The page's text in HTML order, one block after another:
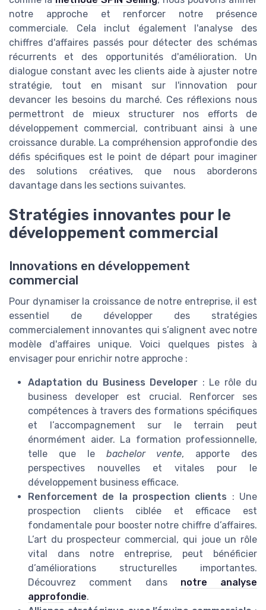
notre approche et renforcer notre présence
commerciale. Cela inclut également l'analyse des
chiffres d'affaires passés pour détecter des schémas
récurrents et des opportunités d'amélioration. Un
dialogue constant avec les clients aide à ajuster notre
stratégie, tout en misant sur l'innovation pour
devancer les besoins du marché. Ces réflexions nous
permettront de mieux structurer nos efforts de
développement commercial, contribuant ainsi à une
croissance durable. La compréhension approfondie des
défis spécifiques est le point de départ pour imaginer
des solutions créatives, que nous aborderons
davantage dans les sections suivantes.
Stratégies innovantes pour le
développement commercial
Innovations en développement
commercial
Pour dynamiser la croissance de notre entreprise, il est
essentiel de développer des stratégies
commercialement innovantes qui s’alignent avec notre
modèle d'affaires unique. Voici quelques pistes à
envisager pour enrichir notre approche :
Adaptation du Business Developer : Le rôle du
business developer est crucial. Renforcer ses
compétences à travers des formations spécifiques
et l’accompagnement sur le terrain peut
énormément aider. La formation professionnelle,
telle que le bachelor vente, apporte des
perspectives nouvelles et vitales pour le
développement business efficace.
Renforcement de la prospection clients : Une
prospection clients ciblée et efficace est
fondamentale pour booster notre chiffre d’affaires.
L’art du prospecteur commercial, qui joue un rôle
vital dans notre entreprise, peut bénéficier
d’améliorations structurelles importantes.
Découvrez comment dans notre analyse
approfondie.